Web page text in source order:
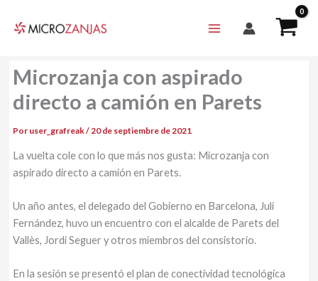
Microzanja con aspirado
directo a camión en Parets
Por user_grafreak/20 de septiembre de 2021
La vuelta cole con lo que más nos gusta: Microzanja con
aspirado directo a camión en Parets.
Un año antes, el delegado del Gobierno en Barcelona, ​​Juli
Fernández, huvo un encuentro con el alcalde de Parets del
Vallès, Jordi Seguer y otros miembros del consistorio.
En la sesión se presentó el plan de conectividad tecnológica